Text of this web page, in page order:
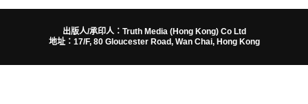
出版人/承印人：Truth Media (Hong Kong) Co Ltd
地址：17/F, 80 Gloucester Road, Wan Chai, Hong Kong